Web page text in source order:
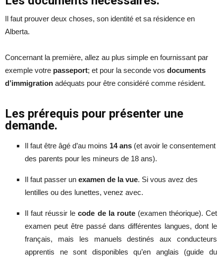
Il faut prouver deux choses, son identité et sa résidence en
Alberta.
Concernant la première, allez au plus simple en fournissant par
exemple votre passeport; et pour la seconde vos documents
d’immigration adéquats pour être considéré comme résident.
Les prérequis pour présenter une
demande.
Il faut être âgé d’au moins 14 ans (et avoir le consentement
des parents pour les mineurs de 18 ans).
Il faut passer un examen de la vue. Si vous avez des
lentilles ou des lunettes, venez avec.
Il faut réussir lecode de la route(examen théorique). Cet
examen peut être passé dans différentes langues, dont le
français, mais les manuels destinés aux conducteurs
apprentis ne sont disponibles qu’en anglais (guide du